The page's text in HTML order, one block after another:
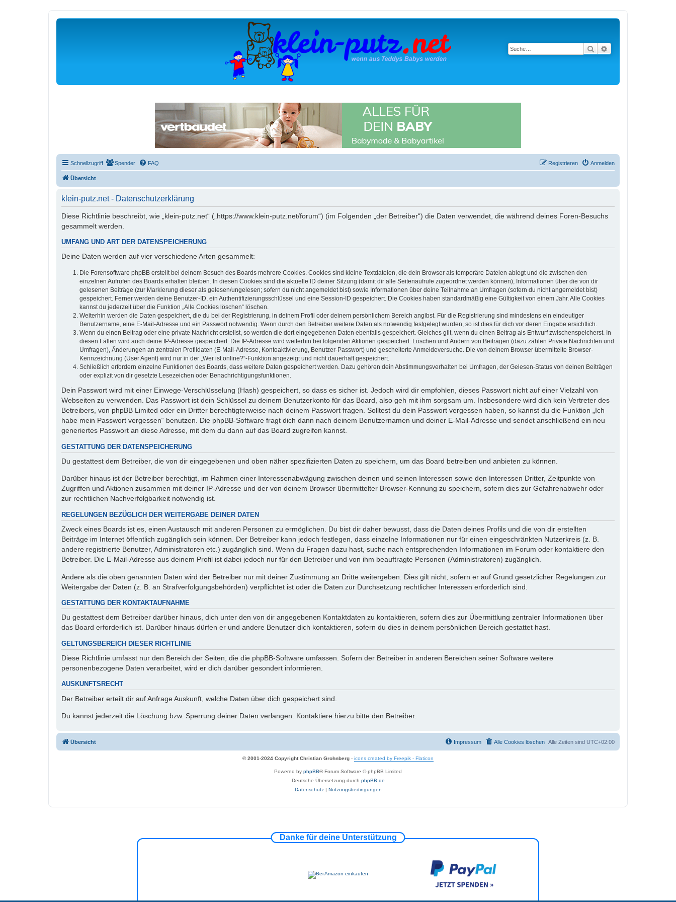
Suche
Schnellzugriff Spender FAQ Anmelden
Registrieren
Übersicht
klein-putz.net - Datenschutzerklärung
Diese Richtlinie beschreibt, wie „klein-putz.net“ („https://www.klein-putz.net/forum“) (im Folgenden „der Betreiber“) die Daten verwendet, die während deines Foren-Besuchs
gesammelt werden.
UMFANG UND ART DER DATENSPEICHERUNG
Deine Daten werden auf vier verschiedene Arten gesammelt:
Die Forensoftware phpBB erstellt bei deinem Besuch des Boards mehrere Cookies. Cookies sind kleine Textdateien, die dein Browser als temporäre Dateien ablegt und die zwischen den
einzelnen Aufrufen des Boards erhalten bleiben. In diesen Cookies sind die aktuelle ID deiner Sitzung (damit dir alle Seitenaufrufe zugeordnet werden können), Informationen über die von dir
gelesenen Beiträge (zur Markierung dieser als gelesen/ungelesen; sofern du nicht angemeldet bist) sowie Informationen über deine Teilnahme an Umfragen (sofern du nicht angemeldet bist)
gespeichert. Ferner werden deine Benutzer-ID, ein Authentifizierungsschlüssel und eine Session-ID gespeichert. Die Cookies haben standardmäßig eine Gültigkeit von einem Jahr. Alle Cookies
kannst du jederzeit über die Funktion „Alle Cookies löschen“ löschen.
Weiterhin werden die Daten gespeichert, die du bei der Registrierung, in deinem Profil oder deinem persönlichem Bereich angibst. Für die Registrierung sind mindestens ein eindeutiger
Benutzername, eine E-Mail-Adresse und ein Passwort notwendig. Wenn durch den Betreiber weitere Daten als notwendig festgelegt wurden, so ist dies für dich vor deren Eingabe ersichtlich.
Wenn du einen Beitrag oder eine private Nachricht erstellst, so werden die dort eingegebenen Daten ebenfalls gespeichert. Gleiches gilt, wenn du einen Beitrag als Entwurf zwischenspeicherst. In
diesen Fällen wird auch deine IP-Adresse gespeichert. Die IP-Adresse wird weiterhin bei folgenden Aktionen gespeichert: Löschen und Ändern von Beiträgen (dazu zählen Private Nachrichten und
Umfragen), Änderungen an zentralen Profildaten (E-Mail-Adresse, Kontoaktivierung, Benutzer-Passwort) und gescheiterte Anmeldeversuche. Die von deinem Browser übermittelte Browser-
Kennzeichnung (User Agent) wird nur in der „Wer ist online?“-Funktion angezeigt und nicht dauerhaft gespeichert.
Schließlich erfordern einzelne Funktionen des Boards, dass weitere Daten gespeichert werden. Dazu gehören dein Abstimmungsverhalten bei Umfragen, der Gelesen-Status von deinen Beiträgen
oder explizit von dir gesetzte Lesezeichen oder Benachrichtigungsfunktionen.
Dein Passwort wird mit einer Einwege-Verschlüsselung (Hash) gespeichert, so dass es sicher ist. Jedoch wird dir empfohlen, dieses Passwort nicht auf einer Vielzahl von
Webseiten zu verwenden. Das Passwort ist dein Schlüssel zu deinem Benutzerkonto für das Board, also geh mit ihm sorgsam um. Insbesondere wird dich kein Vertreter des
Betreibers, von phpBB Limited oder ein Dritter berechtigterweise nach deinem Passwort fragen. Solltest du dein Passwort vergessen haben, so kannst du die Funktion „Ich
habe mein Passwort vergessen“ benutzen. Die phpBB-Software fragt dich dann nach deinem Benutzernamen und deiner E-Mail-Adresse und sendet anschließend ein neu
generiertes Passwort an diese Adresse, mit dem du dann auf das Board zugreifen kannst.
GESTATTUNG DER DATENSPEICHERUNG
Du gestattest dem Betreiber, die von dir eingegebenen und oben näher spezifizierten Daten zu speichern, um das Board betreiben und anbieten zu können.
Darüber hinaus ist der Betreiber berechtigt, im Rahmen einer Interessenabwägung zwischen deinen und seinen Interessen sowie den Interessen Dritter, Zeitpunkte von
Zugriffen und Aktionen zusammen mit deiner IP-Adresse und der von deinem Browser übermittelter Browser-Kennung zu speichern, sofern dies zur Gefahrenabwehr oder
zur rechtlichen Nachverfolgbarkeit notwendig ist.
REGELUNGEN BEZÜGLICH DER WEITERGABE DEINER DATEN
Zweck eines Boards ist es, einen Austausch mit anderen Personen zu ermöglichen. Du bist dir daher bewusst, dass die Daten deines Profils und die von dir erstellten
Beiträge im Internet öffentlich zugänglich sein können. Der Betreiber kann jedoch festlegen, dass einzelne Informationen nur für einen eingeschränkten Nutzerkreis (z. B.
andere registrierte Benutzer, Administratoren etc.) zugänglich sind. Wenn du Fragen dazu hast, suche nach entsprechenden Informationen im Forum oder kontaktiere den
Betreiber. Die E-Mail-Adresse aus deinem Profil ist dabei jedoch nur für den Betreiber und von ihm beauftragte Personen (Administratoren) zugänglich.
Andere als die oben genannten Daten wird der Betreiber nur mit deiner Zustimmung an Dritte weitergeben. Dies gilt nicht, sofern er auf Grund gesetzlicher Regelungen zur
Weitergabe der Daten (z. B. an Strafverfolgungsbehörden) verpflichtet ist oder die Daten zur Durchsetzung rechtlicher Interessen erforderlich sind.
GESTATTUNG DER KONTAKTAUFNAHME
Du gestattest dem Betreiber darüber hinaus, dich unter den von dir angegebenen Kontaktdaten zu kontaktieren, sofern dies zur Übermittlung zentraler Informationen über
das Board erforderlich ist. Darüber hinaus dürfen er und andere Benutzer dich kontaktieren, sofern du dies in deinem persönlichen Bereich gestattet hast.
GELTUNGSBEREICH DIESER RICHTLINIE
Diese Richtlinie umfasst nur den Bereich der Seiten, die die phpBB-Software umfassen. Sofern der Betreiber in anderen Bereichen seiner Software weitere
personenbezogene Daten verarbeitet, wird er dich darüber gesondert informieren.
AUSKUNFTSRECHT
Der Betreiber erteilt dir auf Anfrage Auskunft, welche Daten über dich gespeichert sind.
Du kannst jederzeit die Löschung bzw. Sperrung deiner Daten verlangen. Kontaktiere hierzu bitte den Betreiber.
Übersicht Alle Zeiten sind UTC+02:00
Alle Cookies löschen
Impressum
© 2001-2024 Copyright Christian Grohnberg - icons created by Freepik - Flaticon
Powered by phpBB® Forum Software © phpBB Limited
Deutsche Übersetzung durch phpBB.de
Datenschutz| Nutzungsbedingungen
Danke für deine Unterstützung